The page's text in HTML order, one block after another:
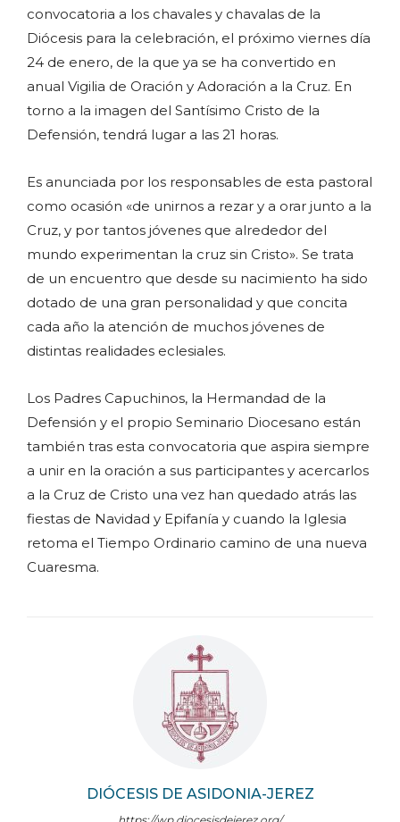
DIÓCESIS DE ASIDONIA-JEREZ
convocatoria a los chavales y chavalas de la
Diócesis para la celebración, el próximo viernes día
24 de enero, de la que ya se ha convertido en
anual Vigilia de Oración y Adoración a la Cruz. En
torno a la imagen del Santísimo Cristo de la
Defensión, tendrá lugar a las 21 horas.
Es anunciada por los responsables de esta pastoral
como ocasión «de unirnos a rezar y a orar junto a la
Cruz, y por tantos jóvenes que alrededor del
mundo experimentan la cruz sin Cristo». Se trata
de un encuentro que desde su nacimiento ha sido
dotado de una gran personalidad y que concita
cada año la atención de muchos jóvenes de
distintas realidades eclesiales.
Los Padres Capuchinos, la Hermandad de la
Defensión y el propio Seminario Diocesano están
también tras esta convocatoria que aspira siempre
a unir en la oración a sus participantes y acercarlos
a la Cruz de Cristo una vez han quedado atrás las
fiestas de Navidad y Epifanía y cuando la Iglesia
retoma el Tiempo Ordinario camino de una nueva
Cuaresma.